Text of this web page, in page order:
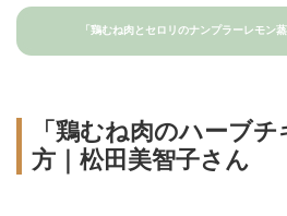
「鶏むね肉とセロリのナンプラーレモン
「鶏むね肉のハーブ
方｜松田美智子さん